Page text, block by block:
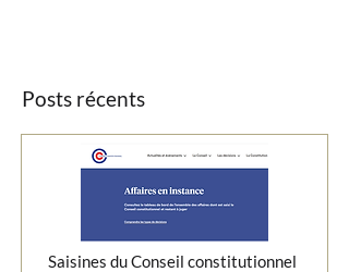
Posts récents
Saisines du Conseil constitutionnel